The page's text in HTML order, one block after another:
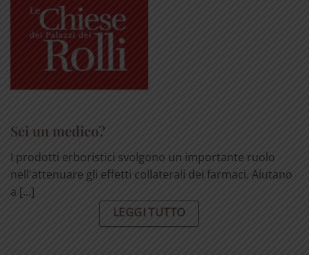
Sei un medico?
I prodotti erboristici svolgono un importante ruolo
nell'attenuare gli effetti collaterali dei farmaci. Aiutano
a [...]
LEGGI TUTTO